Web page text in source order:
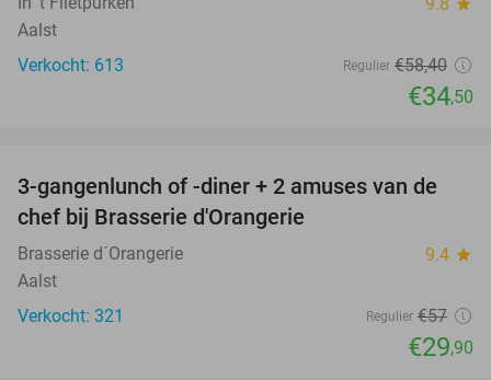
Aalst
Verkocht: 613
Regulier €58,40
€34,50
48%
3-gangenlunch of -diner + 2 amuses van de
chef bij Brasserie d'Orangerie
Brasserie d´Orangerie 9.4 star
Aalst
Verkocht: 321
Regulier €57
€29,90